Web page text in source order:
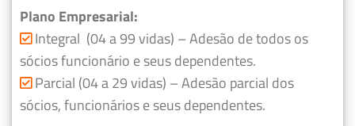
Plano Empresarial:
Integral (04 a 99 vidas) – Adesão de todos os
sócios funcionário e seus dependentes.
Parcial (04 a 29 vidas) – Adesão parcial dos
sócios, funcionários e seus dependentes.